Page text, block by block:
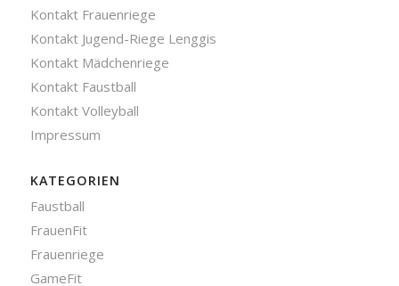
Kontakt Frauenriege
Kontakt Jugend-Riege Lenggis
Kontakt Mädchenriege
Kontakt Faustball
Kontakt Volleyball
Impressum
KATEGORIEN
Faustball
FrauenFit
Frauenriege
GameFit